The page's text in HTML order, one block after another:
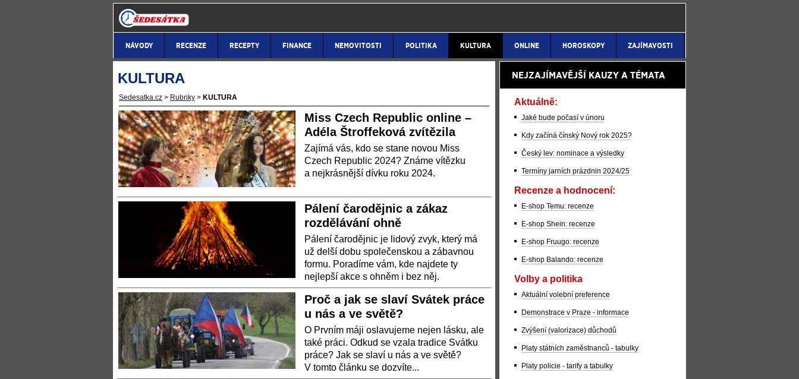
NÁVODY RECENZE RECEPTY FINANCE NEMOVITOSTI POLITIKA KULTURA ONLINE HOROSKOPY ZAJÍMAVOSTI
KULTURA
Sedesatka.cz > Rubriky > KULTURA
Miss Czech Republic online –
Adéla Štroffeková zvítězila
Zajímá vás, kdo se stane novou Miss
Czech Republic 2024? Známe vítězku
a nejkrásnější dívku roku 2024.
Pálení čarodějnic a zákaz
rozdělávání ohně
Pálení čarodějnic je lidový zvyk, který má
už delší dobu společenskou a zábavnou
formu. Poradíme vám, kde najdete ty
nejlepší akce s ohněm i bez něj.
Proč a jak se slaví Svátek práce
u nás a ve světě?
O Prvním máji oslavujeme nejen lásku, ale
také práci. Odkud se vzala tradice Svátku
práce? Jak se slaví u nás a ve světě?
V tomto článku se dozvíte...
NEJZAJÍMAVĚJŠÍ KAUZY A TÉMATA
Aktuálně:
Jaké bude počasí v únoru
Kdy začíná čínský Nový rok 2025?
Český lev: nominace a výsledky
Termíny jarních prázdnin 2024/25
Recenze a hodnocení:
E-shop Temu: recenze
E-shop Shein: recenze
E-shop Fruugo: recenze
E-shop Balando: recenze
Volby a politika
Aktuální volební preference
Demonstrace v Praze - informace
Zvýšení (valorizace) důchodů
Platy státních zaměstnanců - tabulky
Platy policie - tarify a tabulky